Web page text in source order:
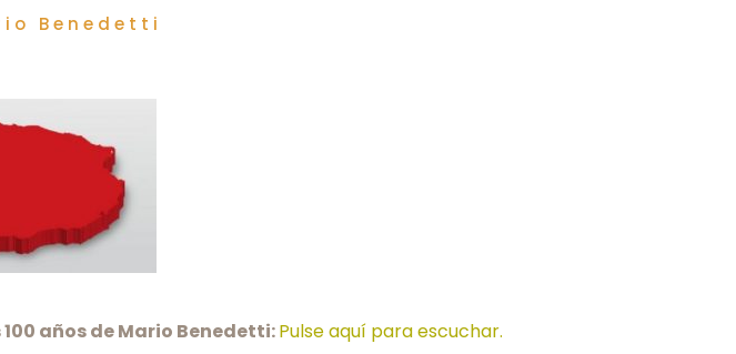
Benedetti
años de Mario Benedetti:Pulse aquí para escuchar.